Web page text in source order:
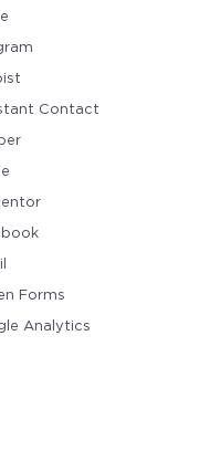
Contact
Forms
Analytics